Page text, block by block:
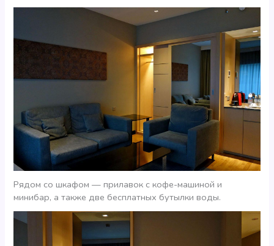
Рядом со шкафом — прилавок с кофе-машиной и
минибар, а также две бесплатных бутылки воды.